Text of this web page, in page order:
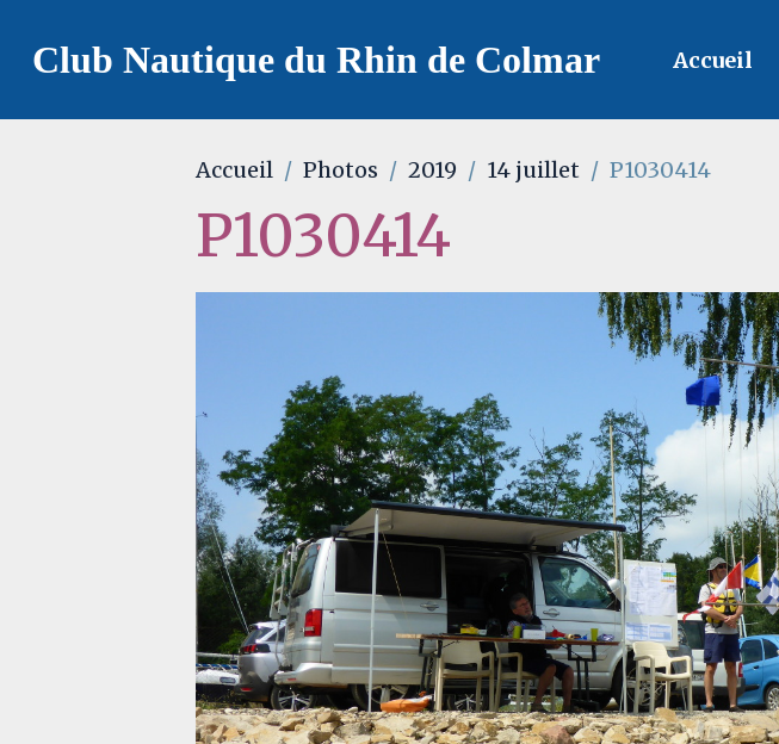
Club Nautique du Rhin de Colmar Accueil
Accueil Photos 2019 14 juillet P1030414
P1030414